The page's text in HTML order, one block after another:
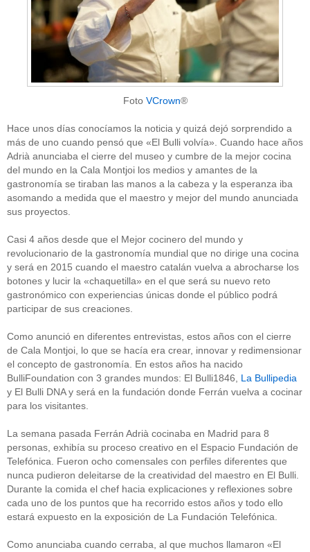
Foto VCrown®
Hace unos días conocíamos la noticia y quizá dejó sorprendido a
más de uno cuando pensó que «El Bulli volvía». Cuando hace años
Adrià anunciaba el cierre del museo y cumbre de la mejor cocina
del mundo en la Cala Montjoi los medios y amantes de la
gastronomía se tiraban las manos a la cabeza y la esperanza iba
asomando a medida que el maestro y mejor del mundo anunciada
sus proyectos.
Casi 4 años desde que el Mejor cocinero del mundo y
revolucionario de la gastronomía mundial que no dirige una cocina
y será en 2015 cuando el maestro catalán vuelva a abrocharse los
botones y lucir la «chaquetilla» en el que será su nuevo reto
gastronómico con experiencias únicas donde el público podrá
participar de sus creaciones.
Como anunció en diferentes entrevistas, estos años con el cierre
de Cala Montjoi, lo que se hacía era crear, innovar y redimensionar
el concepto de gastronomía. En estos años ha nacido
BulliFoundation con 3 grandes mundos: El Bulli1846, La Bullipedia
y El Bulli DNA y será en la fundación donde Ferrán vuelva a cocinar
para los visitantes.
La semana pasada Ferrán Adrià cocinaba en Madrid para 8
personas, exhibía su proceso creativo en el Espacio Fundación de
Telefónica. Fueron ocho comensales con perfiles diferentes que
nunca pudieron deleitarse de la creatividad del maestro en El Bulli.
Durante la comida el chef hacia explicaciones y reflexiones sobre
cada uno de los puntos que ha recorrido estos años y todo ello
estará expuesto en la exposición de La Fundación Telefónica.
Como anunciaba cuando cerraba, al que muchos llamaron «El